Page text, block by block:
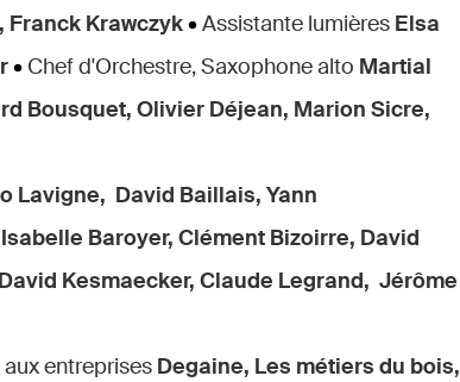
Krawczyk•Assistante lumières Elsa
• Chef d'Orchestre, Saxophone alto Martial
Bousquet, Olivier Déjean, Marion Sicre,
Lavigne, David Baillais, Yann
Baroyer, Clément Bizoirre, David
David Kesmaecker, Claude Legrand, Jérôme
entreprises Degaine, Les métiers du bois,